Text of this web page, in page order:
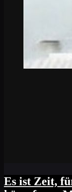
Es ist Zeit,